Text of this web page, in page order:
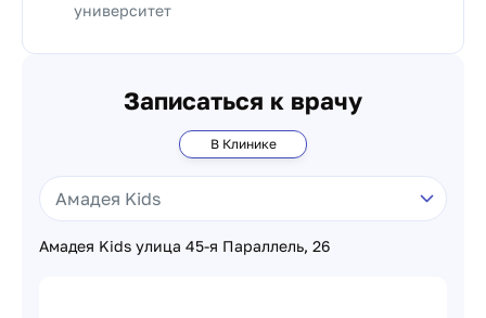
университет
Записаться к врачу
В Клинике
Амадея Kids улица 45-я Параллель, 26